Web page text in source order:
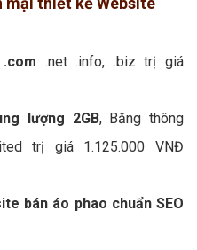
.net .info, .biz trị giá
lượng 2GB, Băng thông
trị giá 1.125.000 VNĐ
bán áo phao chuẩn SEO